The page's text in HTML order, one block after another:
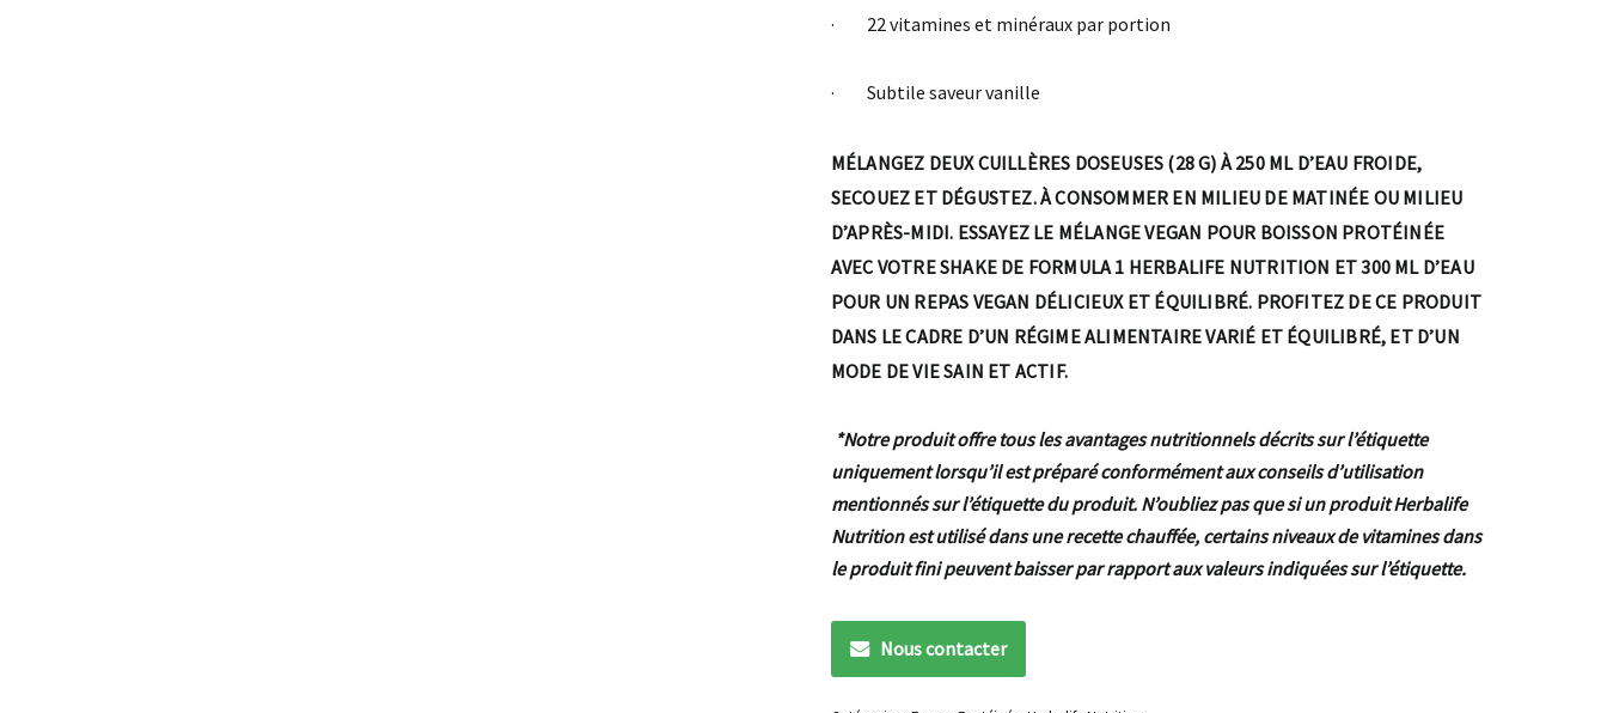
· 22 vitamines et minéraux par portion
· Subtile saveur vanille
MÉLANGEZ DEUX CUILLÈRES DOSEUSES (28 G) À 250 ML D’EAU FROIDE,
SECOUEZ ET DÉGUSTEZ. À CONSOMMER EN MILIEU DE MATINÉE OU MILIEU
D’APRÈS-MIDI. ESSAYEZ LE MÉLANGE VEGAN POUR BOISSON PROTÉINÉE
AVEC VOTRE SHAKE DE FORMULA 1 HERBALIFE NUTRITION ET 300 ML D’EAU
POUR UN REPAS VEGAN DÉLICIEUX ET ÉQUILIBRÉ. PROFITEZ DE CE PRODUIT
DANS LE CADRE D’UN RÉGIME ALIMENTAIRE VARIÉ ET ÉQUILIBRÉ, ET D’UN
MODE DE VIE SAIN ET ACTIF.
*Notre produit offre tous les avantages nutritionnels décrits sur l’étiquette
uniquement lorsqu’il est préparé conformément aux conseils d’utilisation
mentionnés sur l’étiquette du produit. N’oubliez pas que si un produit Herbalife
Nutrition est utilisé dans une recette chauffée, certains niveaux de vitamines dans
le produit fini peuvent baisser par rapport aux valeurs indiquées sur l’étiquette.
Nous contacter